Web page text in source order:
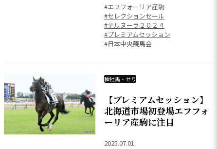
#エフフォーリア産駒
#セレクションセール
#テルヌーラ２０２４
#プレミアムセッション
#日本中央競馬会
種牡馬・せり
【プレミアムセッション】
北海道市場初登場エフフォ
ーリア産駒に注目
2025.07.01